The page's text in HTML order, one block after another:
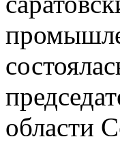
области